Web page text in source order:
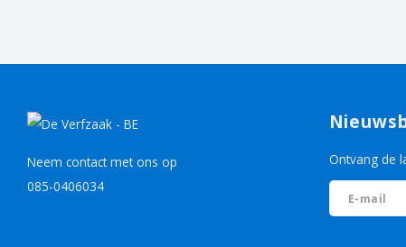
Neem contact met ons op
085-0406034
Ontvang de